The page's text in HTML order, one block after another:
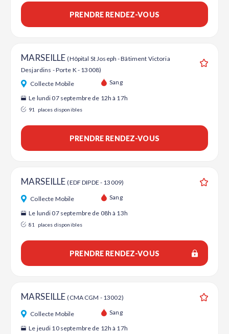
PRENDRE RENDEZ-VOUS
MARSEILLE(Hôpital St Joseph - Bâtiment Victoria
Desjardins - Porte K - 13008)
Collecte Mobile Sang
Le lundi 07 septembre de 12h à 17h
91 places disponibles
PRENDRE RENDEZ-VOUS
MARSEILLE(EDF DIPDE - 13009)
Collecte Mobile Sang
Le lundi 07 septembre de 08h à 13h
81 places disponibles
PRENDRE RENDEZ-VOUS
MARSEILLE(CMA CGM - 13002)
Collecte Mobile Sang
Le jeudi 10 septembre de 12h à 17h